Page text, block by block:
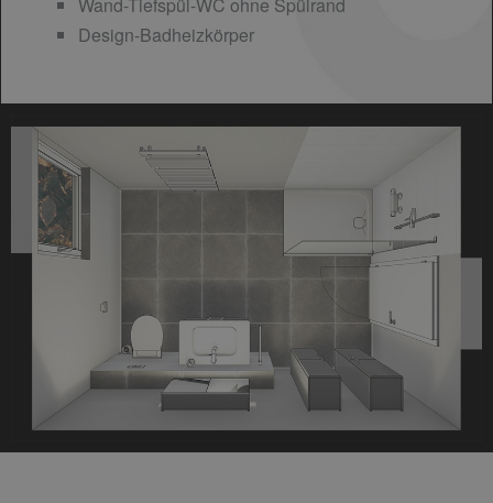
Wand-Tiefspül-WC ohne Spülrand
Design-Badheizkörper